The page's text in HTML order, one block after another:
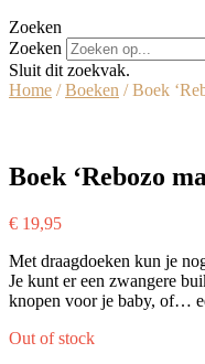
Zoeken
Zoeken
Sluit dit zoekvak.
Home /Boeken / Boek
Boek ‘Rebozo
€ 19,95
Met draagdoeken kun je
Je kunt er een zwangere
knopen voor je baby, of…
Out of stock